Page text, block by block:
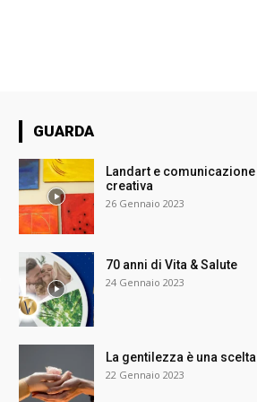
GUARDA
Landart e comunicazione
creativa
26 Gennaio 2023
70 anni di Vita & Salute
24 Gennaio 2023
La gentilezza è una scelta
22 Gennaio 2023